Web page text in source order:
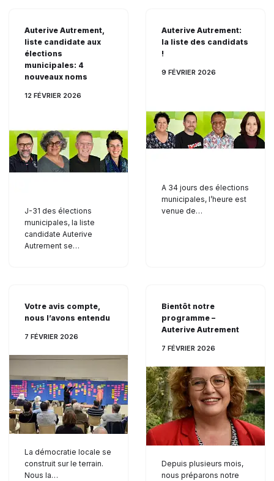
Auterive Autrement,
liste candidate aux
élections
municipales: 4
nouveaux noms
12 FÉVRIER 2026
J-31 des élections
municipales, la liste
candidate Auterive
Autrement se…
Auterive Autrement:
la liste des candidats
!
9 FÉVRIER 2026
A 34 jours des élections
municipales, l’heure est
venue de…
Votre avis compte,
nous l’avons entendu
7 FÉVRIER 2026
La démocratie locale se
construit sur le terrain.
Nous la…
Bientôt notre
programme –
Auterive Autrement
7 FÉVRIER 2026
Depuis plusieurs mois,
nous préparons notre